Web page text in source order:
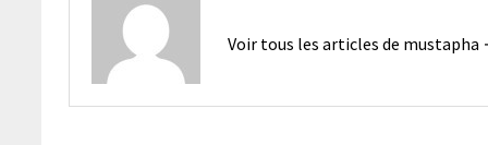
Voir tous les articles de